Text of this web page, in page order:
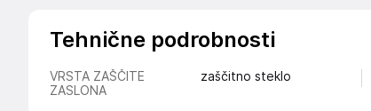
Tehnične podrobnosti
VRSTA ZAŠČITE
ZASLONA
zaščitno steklo